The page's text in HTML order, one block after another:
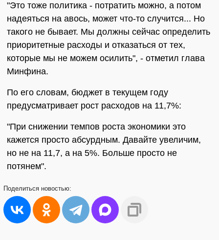
"Это тоже политика - потратить можно, а потом
надеяться на авось, может что-то случится... Но
такого не бывает. Мы должны сейчас определить
приоритетные расходы и отказаться от тех,
которые мы не можем осилить", - отметил глава
Минфина.
По его словам, бюджет в текущем году
предусматривает рост расходов на 11,7%:
"При снижении темпов роста экономики это
кажется просто абсурдным. Давайте увеличим,
но не на 11,7, а на 5%. Больше просто не
потянем".
Поделиться новостью: